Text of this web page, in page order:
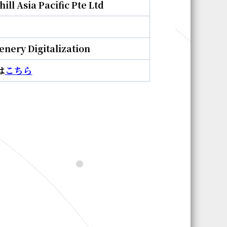
Asia Pacific Pte Ltd
Digitalization
こちら